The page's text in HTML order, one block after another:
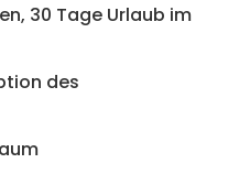
30 Tage Urlaub im
des